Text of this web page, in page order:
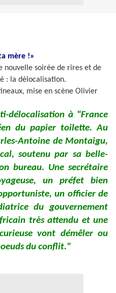
mère !»
nouvelle soirée de rires et de
: la délocalisation.
mise en scène Olivier
délocalisation à "France
du papier toilette. Au
Antoine de Montaigu,
soutenu par sa belle-
bureau. Une secrétaire
un préfet bien
un officier de
du gouvernement
très attendu et une
vont démêler ou
du conflit."